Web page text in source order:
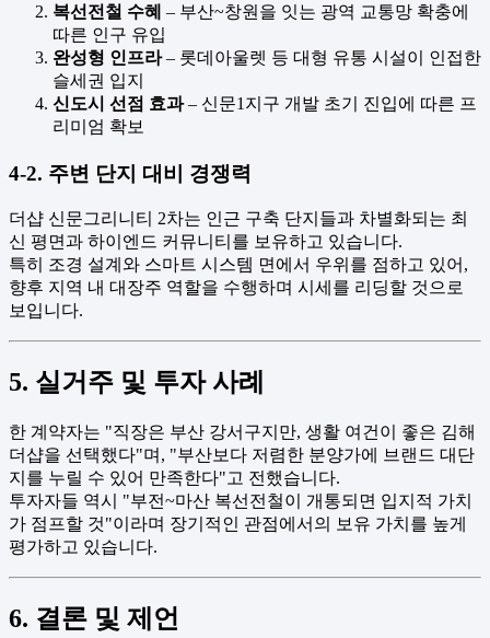
복선전철 수혜 – 부산~창원을 잇는 광역 교통망 확충에
따른 인구 유입
완성형 인프라– 롯데아울렛 등 대형 유통 시설이 인접한
슬세권 입지
신도시 선점 효과– 신문1지구 개발 초기 진입에 따른 프
리미엄 확보
4-2. 주변 단지 대비 경쟁력
더샵 신문그리니티 2차는 인근 구축 단지들과 차별화되는 최
신 평면과 하이엔드 커뮤니티를 보유하고 있습니다.
특히 조경 설계와 스마트 시스템 면에서 우위를 점하고 있어,
향후 지역 내 대장주 역할을 수행하며 시세를 리딩할 것으로
보입니다.
5. 실거주 및 투자 사례
한 계약자는 "직장은 부산 강서구지만, 생활 여건이 좋은 김해
더샵을 선택했다"며, "부산보다 저렴한 분양가에 브랜드 대단
지를 누릴 수 있어 만족한다"고 전했습니다.
투자자들 역시 "부전~마산 복선전철이 개통되면 입지적 가치
가 점프할 것"이라며 장기적인 관점에서의 보유 가치를 높게
평가하고 있습니다.
6. 결론 및 제언